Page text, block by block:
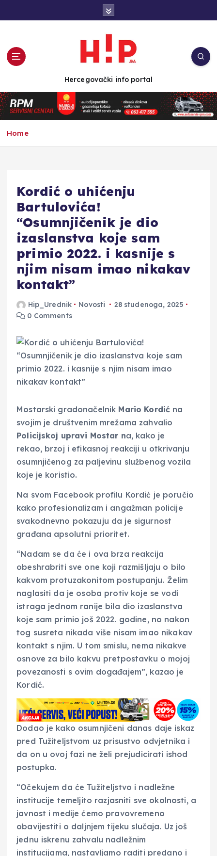
n
t
e
Hercegovački info portal
Home
Kordić o uhićenju
Bartulovića!
“Osumnjičenik je dio
izaslanstva koje sam
primio 2022. i kasnije s
njim nisam imao nikakav
kontakt”
Hip_Urednik Novosti
28 studenoga, 2025
0 Comments
Mostarski gradonačelnik Mario Kordić na
svojim je društvenim mrežama zahvalio
Policijskoj upravi Mostar na, kako je
rekao, brzoj i efikasnoj reakciji u otkrivanju
osumnjičenog za paljevinu službenog vozila
koje je koristio.
Na svom Facebook profilu Kordić je poručio
kako profesionalizam i angažman policije
svakodnevno pokazuju da je sigurnost
građana apsolutni prioritet.
“Nadam se da će i ova brza reakcija
obeshrabriti sve one koji razmišljaju o bilo
kakvom protuzakonitom postupanju. Želim
naglasiti da je osoba protiv koje se vodi
istraga jednom ranije bila dio izaslanstva
koje sam primio još 2022. godine, no nakon
tog susreta nikada više nisam imao nikakav
kontakt s njim. U tom smislu, nema nikakve
osnove za bilo kakvu pretpostavku o mojoj
povezanosti s ovim događajem”, kazao je
Kordić.
Dodao je kako osumnjičeni danas daje iskaz
pred Tužiteljstvom uz prisustvo odvjetnika i
da on u ovoj fazi ne želi prejudicirati ishod
postupka.
“Očekujem da će Tužiteljstvo i nadležne
institucije temeljito razjasniti sve okolnosti, a
javnost i medije ćemo pravovremeno
obavijestiti o daljnjem tijeku slučaja. Uz još
jednu iskrenu zahvalu nadležnim
institucijama, nastavljamo raditi predano i